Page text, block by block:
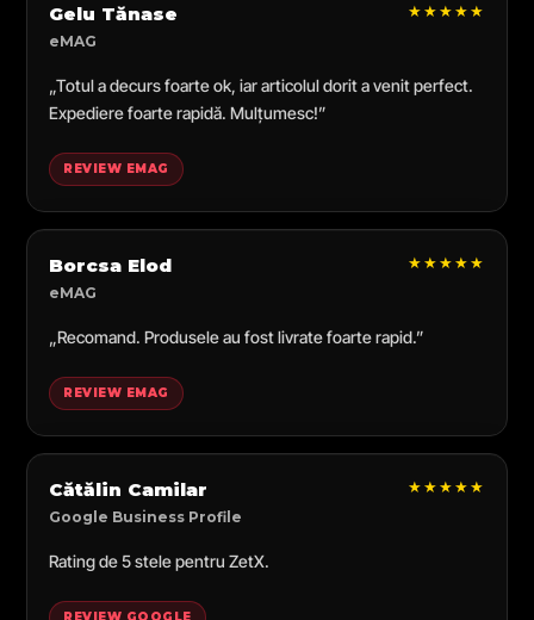
Gelu Tănase
eMAG
★★★★★
„Totul a decurs foarte ok, iar articolul dorit a venit perfect.
Expediere foarte rapidă. Mulțumesc!”
REVIEW EMAG
Borcsa Elod
eMAG
★★★★★
„Recomand. Produsele au fost livrate foarte rapid.”
REVIEW EMAG
Cătălin Camilar
Google Business Profile
★★★★★
Rating de 5 stele pentru ZetX.